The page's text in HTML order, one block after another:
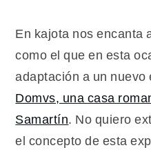
Exposición
Domvs
En kajota nos encanta
como el que en esta
adaptación a un
Domvs, una casa
Samartín. No quiero
el concepto de esta